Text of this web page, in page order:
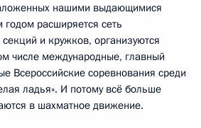
нашими выдающимися
расширяется сеть
и кружков, организуются
числе международные, главный
Всероссийские соревнования среди
ладья». И потому всё больше
в шахматное движение.